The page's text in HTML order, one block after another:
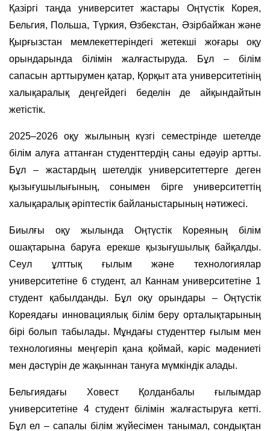
Қазіргі таңда университет жастары Оңтүстік Корея,
Бельгия, Польша, Түркия, Өзбекстан, Әзірбайжан және
Қырғызстан мемлекеттеріндегі жетекші жоғары оқу
орындарында білімін жалғастыруда. Бұл – білім
сапасын арттырумен қатар, Қорқыт ата университетінің
халықаралық деңгейдегі беделін де айқындайтын
жетістік.
2025–2026 оқу жылының күзгі семестрінде шетелде
білім алуға аттанған студенттердің саны едәуір артты.
Бұл – жастардың шетелдік университеттерге деген
қызығушылығының, сонымен бірге университеттің
халықаралық әріптестік байланыстарының нәтижесі.
Биылғы оқу жылында Оңтүстік Кореяның білім
ошақтарына баруға ерекше қызығушылық байқалды.
Сеул ұлттық ғылым және технологиялар
университетіне 6 студент, ал Каннам университетіне 1
студент қабылданды. Бұл оқу орындары – Оңтүстік
Кореядағы инновациялық білім беру орталықтарының
бірі болып табылады. Мұндағы студенттер ғылым мен
технологияны меңгеріп қана қоймай, кәріс мәдениеті
мен дәстүрін де жақыннан тануға мүмкіндік алады.
Бельгиядағы Ховест Қолданбалы ғылымдар
университетіне 4 студент білімін жалғастыруға кетті.
Бұл ел – сапалы білім жүйесімен танымал, сондықтан